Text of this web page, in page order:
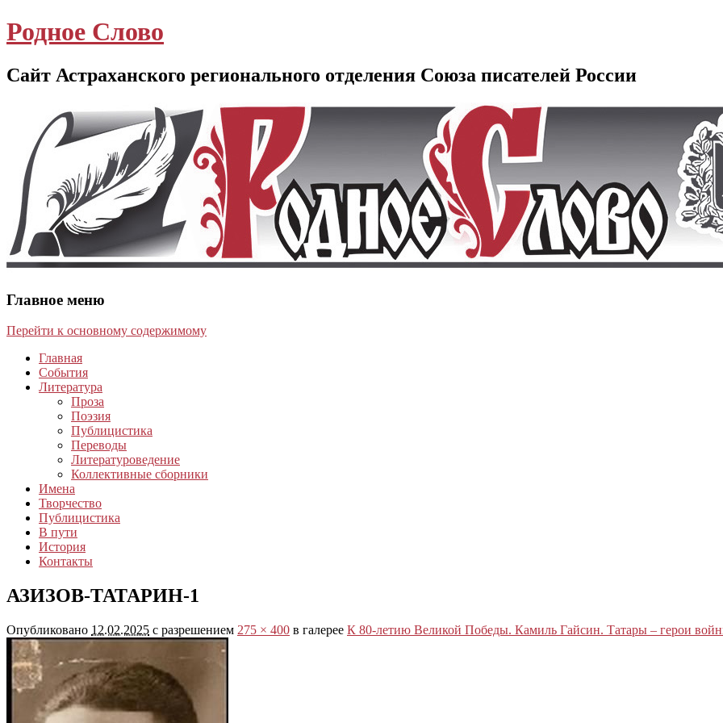
Родное Слово
Сайт Астраханского регионального отделения Союза писателей России
Главное меню
Перейти к основному содержимому
Главная
События
Литература
Проза
Поэзия
Публицистика
Переводы
Литературоведение
Коллективные сборники
Имена
Творчество
Публицистика
В пути
История
Контакты
АЗИЗОВ-ТАТАРИН-1
Опубликовано 12.02.2025 с разрешением 275 × 400 в галерее К 80-летию Великой Победы. Камиль Гайсин. Татары – герои